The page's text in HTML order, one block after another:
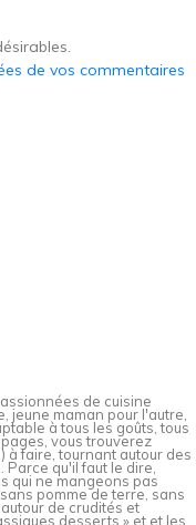
de vos commentaires
de cuisine
jeune maman pour l'autre,
à tous les goûts, tous
vous trouverez
à faire, tournant autour des
qu'il faut le dire,
qui ne mangeons pas
pomme de terre, sans
de crudités et
desserts » et et les